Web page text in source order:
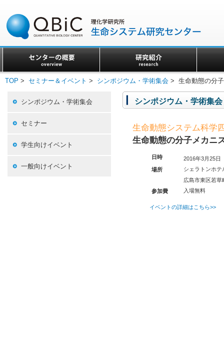
TOP > セミナー＆イベント > シンポジウム・学術集会 > 生命動態の分
シンポジウム・学術集会
セミナー
学生向けイベント
一般向けイベント
シンポジウム・学術集会
生命動態システム科学
生命動態の分子メカニ
日時
2016年3月25
場所
シェラトンホテ
広島市東区若草
参加費
入場無料
イベントの詳細はこちら>>